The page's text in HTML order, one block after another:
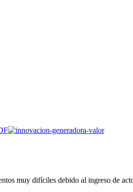
muy difíciles debido al ingreso de